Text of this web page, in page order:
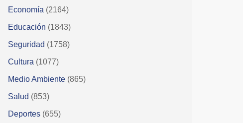
Economía (2164)
Educación (1843)
Seguridad (1758)
Cultura (1077)
Medio Ambiente (865)
Salud (853)
Deportes (655)